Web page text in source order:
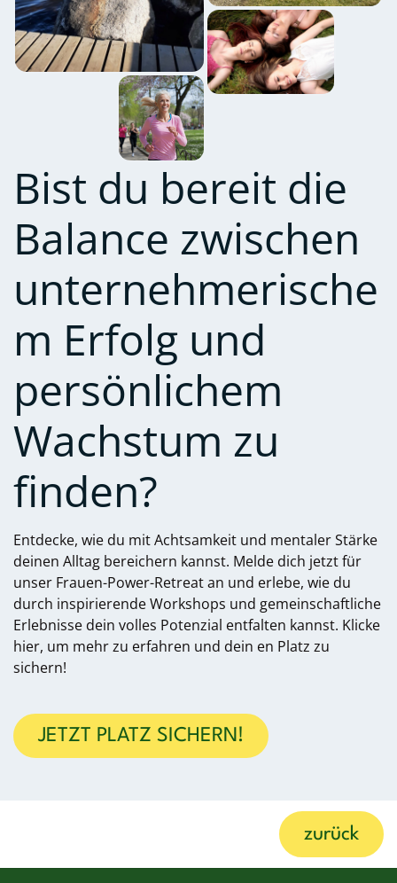
Bist du bereit die
Balance zwischen
unternehmerische
m Erfolg und
persönlichem
Wachstum zu
finden?
Entdecke, wie du mit Achtsamkeit und mentaler Stärke
deinen Alltag bereichern kannst. Melde dich jetzt für
unser Frauen-Power-Retreat an und erlebe, wie du
durch inspirierende Workshops und gemeinschaftliche
Erlebnisse dein volles Potenzial entfalten kannst. Klicke
hier, um mehr zu erfahren und dein en Platz zu
sichern!
JETZT PLATZ SICHERN!
zurück